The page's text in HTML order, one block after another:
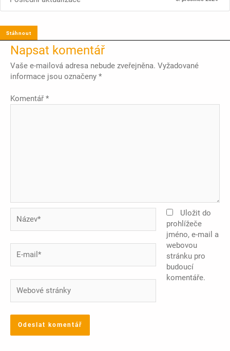
Stáhnout
Napsat komentář
Vaše e-mailová adresa nebude zveřejněna. Vyžadované
informace jsou označeny *
Komentář *
mail*
stránky
Uložit do
prohlížeče
jméno, e-mail a
webovou
stránku pro
budoucí
komentáře.